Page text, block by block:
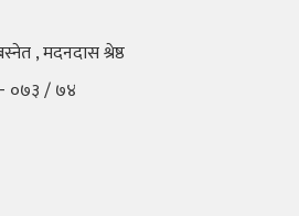
, मदनदास श्रेष्ठ
- ०७३ / ७४